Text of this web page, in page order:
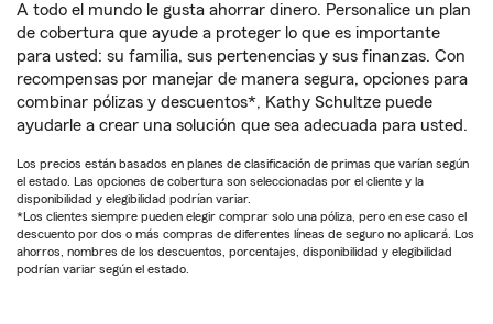
A todo el mundo le gusta ahorrar dinero. Personalice un plan
de cobertura que ayude a proteger lo que es importante
para usted: su familia, sus pertenencias y sus finanzas. Con
recompensas por manejar de manera segura, opciones para
combinar pólizas y descuentos*, Kathy Schultze puede
ayudarle a crear una solución que sea adecuada para usted.
Los precios están basados en planes de clasificación de primas que varían según
el estado. Las opciones de cobertura son seleccionadas por el cliente y la
disponibilidad y elegibilidad podrían variar.
*Los clientes siempre pueden elegir comprar solo una póliza, pero en ese caso el
descuento por dos o más compras de diferentes líneas de seguro no aplicará. Los
ahorros, nombres de los descuentos, porcentajes, disponibilidad y elegibilidad
podrían variar según el estado.